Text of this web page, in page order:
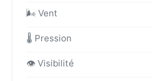
🌬️ Vent
🌡️ Pression
👁️ Visibilité